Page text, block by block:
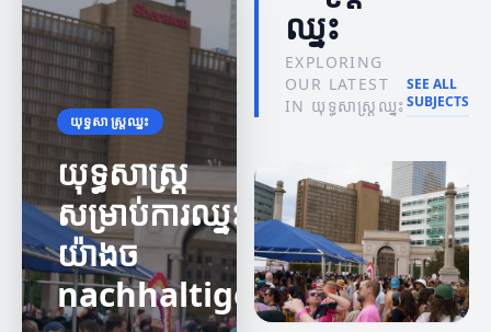
យុទ្ធសាស្រ្តឈ្នះ
យុទ្ធសាស្រ្ត
សម្រាប់ការឈ្នះ
យ៉ាងច
nachhaltigen
ឈ្នះ
EXPLORING
OUR LATEST
IN យុទ្ធសាស្រ្តឈ្នះ
SEE ALL
SUBJECTS